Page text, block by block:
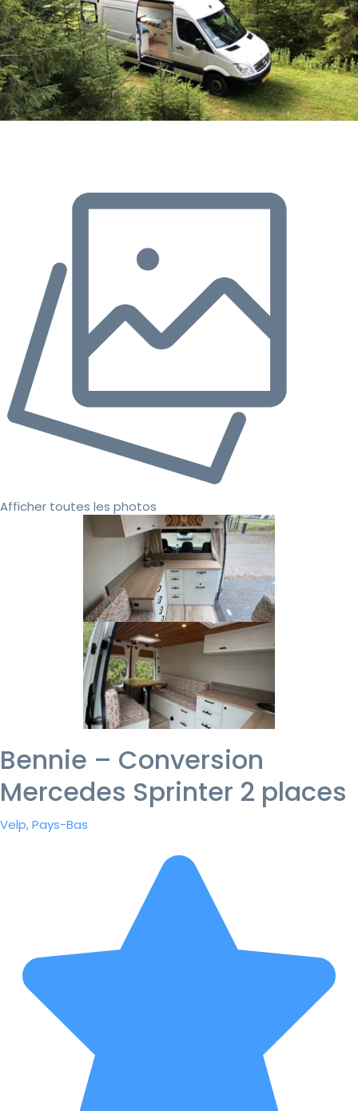
Afficher toutes les photos
Bennie – Conversion
Mercedes Sprinter 2 places
Velp, Pays-Bas